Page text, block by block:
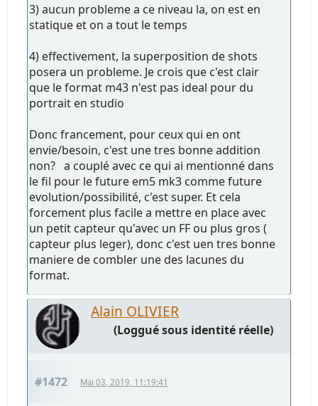
3) aucun probleme a ce niveau la, on est en
statique et on a tout le temps
4) effectivement, la superposition de shots
posera un probleme. Je crois que c'est clair
que le format m43 n'est pas ideal pour du
portrait en studio
Donc francement, pour ceux qui en ont
envie/besoin, c'est une tres bonne addition
non? a couplé avec ce qui ai mentionné dans
le fil pour le future em5 mk3 comme future
evolution/possibilité, c'est super. Et cela
forcement plus facile a mettre en place avec
un petit capteur qu'avec un FF ou plus gros (
capteur plus leger), donc c'est uen tres bonne
maniere de combler une des lacunes du
format.
Alain OLIVIER
(Loggué sous identité réelle)
#1472 Mai 03, 2019, 11:19:41